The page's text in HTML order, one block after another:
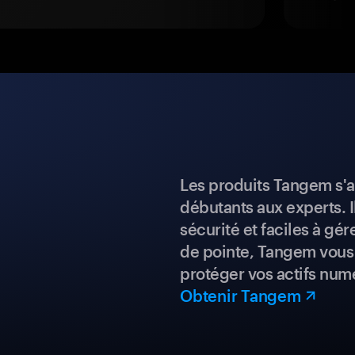
Les produits Tangem
débutants aux experts.
sécurité et faciles à
de pointe, Tangem
protéger vos actifs
Obtenir Tangem